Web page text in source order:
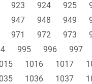
923 924 925
947 948 949
971 972 973
995 996 997
1016 1017
1036 1037